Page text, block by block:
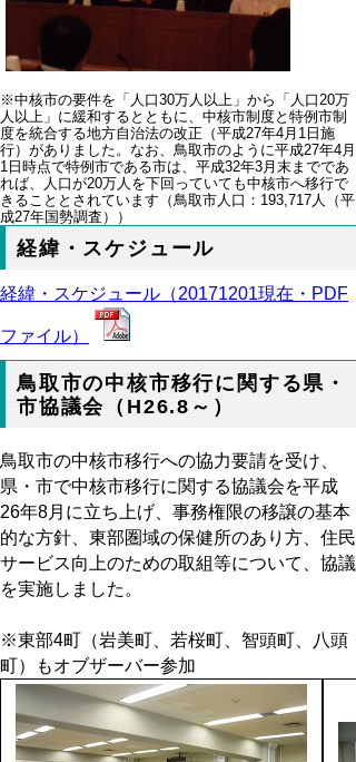
※中核市の要件を「人口30万人以上」から「人口20万
人以上」に緩和するとともに、中核市制度と特例市制
度を統合する地方自治法の改正（平成27年4月1日施
行）がありました。なお、鳥取市のように平成27年4月
1日時点で特例市である市は、平成32年3月末までであ
れば、人口が20万人を下回っていても中核市へ移行で
きることとされています（鳥取市人口：193,717人（平
成27年国勢調査））
経緯・スケジュール
経緯・スケジュール（20171201現在・PDF
ファイル）
鳥取市の中核市移行に関する県・
市協議会（H26.8～）
鳥取市の中核市移行への協力要請を受け、
県・市で中核市移行に関する協議会を平成
26年8月に立ち上げ、事務権限の移譲の基本
的な方針、東部圏域の保健所のあり方、住民
サービス向上のための取組等について、協議
を実施しました。
※東部4町（岩美町、若桜町、智頭町、八頭
町）もオブザーバー参加